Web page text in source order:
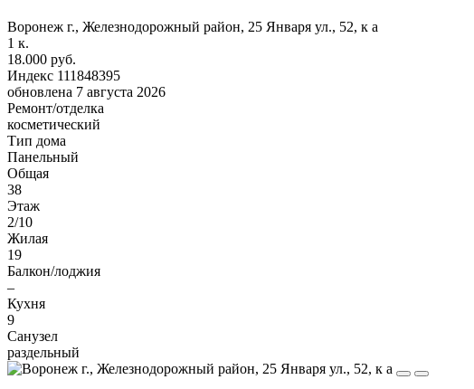
Воронеж г., Железнодорожный район, 25 Января ул., 52, к а
1 к.
18.000 руб.
Индекс 111848395
обновлена 7 августа 2026
Ремонт/отделка
косметический
Тип дома
Панельный
Общая
38
Этаж
2/10
Жилая
19
Балкон/лоджия
–
Кухня
9
Санузел
раздельный